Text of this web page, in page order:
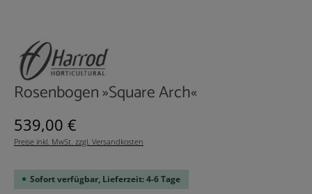
Rosenbogen »Square Arch«
Regulärer Preis:
539,00 €
Preise inkl. MwSt. zzgl. Versandkosten
Sofort verfügbar, Lieferzeit: 4-6 Tage